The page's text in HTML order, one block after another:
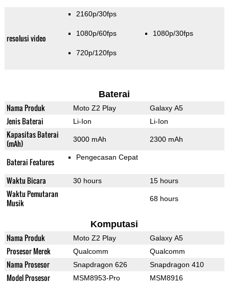
resolusi video
2160p/30fps
1080p/60fps
720p/120fps
1080p/30fps
Baterai
Nama Produk Moto Z2 Play Galaxy A5
Jenis Baterai Li-Ion Li-Ion
Kapasitas Baterai
(mAh)
3000 mAh 2300 mAh
Baterai Features Pengecasan Cepat
Waktu Bicara 30 hours 15 hours
Waktu Pemutaran
Musik
68 hours
Komputasi
Nama Produk Moto Z2 Play Galaxy A5
Prosesor Merek Qualcomm Qualcomm
Nama Prosesor Snapdragon 626 Snapdragon 410
Model Prosesor MSM8953-Pro MSM8916